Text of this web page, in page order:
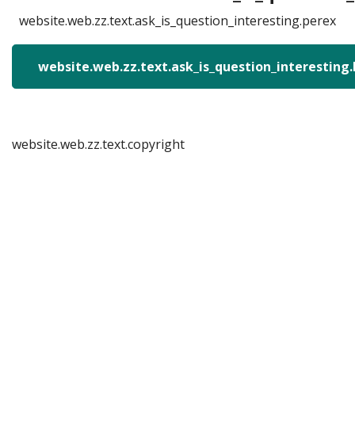
website.web.zz.text.ask_is_question_interesting.perex
website.web.zz.text.copyright